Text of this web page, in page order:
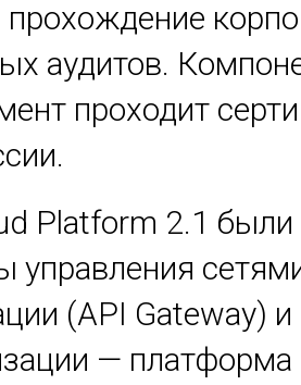
аудитов.
проходит
Platform 2.1
управления
(API Gateway) и
—